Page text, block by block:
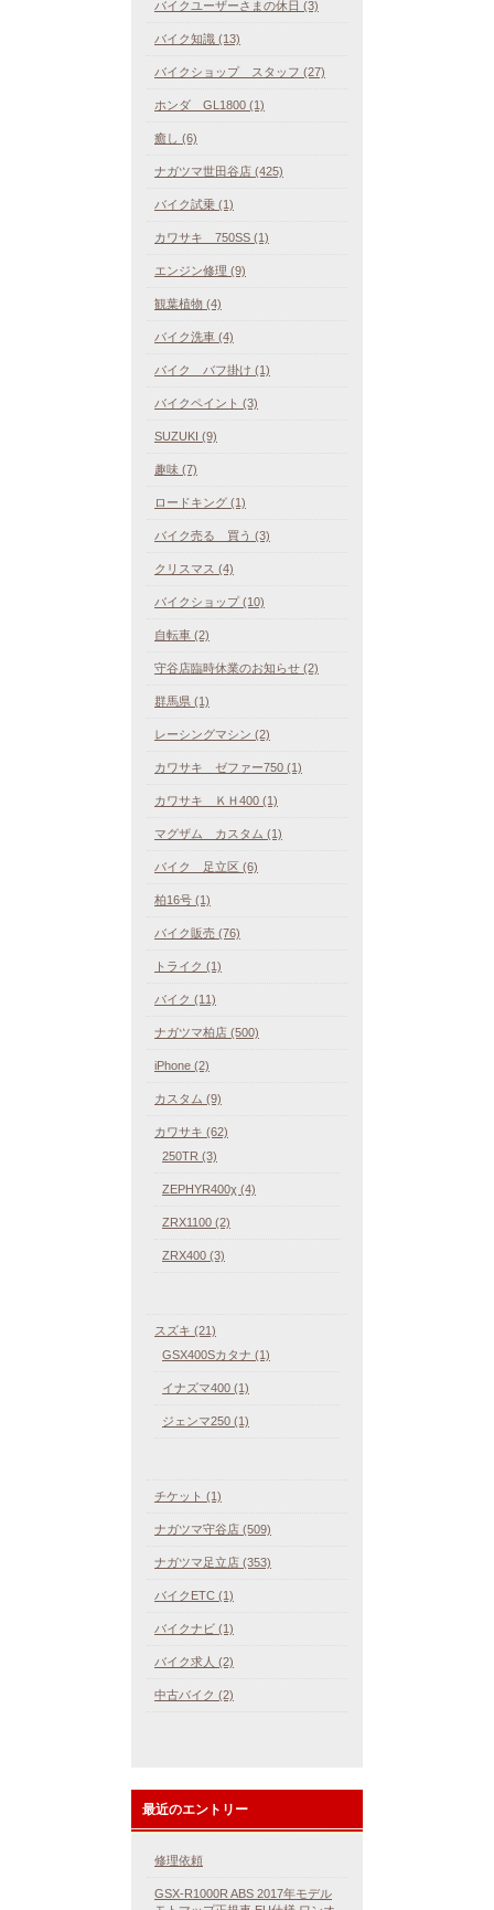
バイクユーザーさまの休日 (3)
バイク知識 (13)
バイクショップ スタッフ (27)
ホンダ GL1800 (1)
癒し (6)
ナガツマ世田谷店 (425)
バイク試乗 (1)
カワサキ 750SS (1)
エンジン修理 (9)
観葉植物 (4)
バイク洗車 (4)
バイク バフ掛け (1)
バイクペイント (3)
SUZUKI (9)
趣味 (7)
ロードキング (1)
バイク売る 買う (3)
クリスマス (4)
バイクショップ (10)
自転車 (2)
守谷店臨時休業のお知らせ (2)
群馬県 (1)
レーシングマシン (2)
カワサキ ゼファー750 (1)
カワサキ ＫＨ400 (1)
マグザム カスタム (1)
バイク 足立区 (6)
柏16号 (1)
バイク販売 (76)
トライク (1)
バイク (11)
ナガツマ柏店 (500)
iPhone (2)
カスタム (9)
カワサキ (62)
250TR (3)
ZEPHYR400χ (4)
ZRX1100 (2)
ZRX400 (3)
スズキ (21)
GSX400Sカタナ (1)
イナズマ400 (1)
ジェンマ250 (1)
チケット (1)
ナガツマ守谷店 (509)
ナガツマ足立店 (353)
バイクETC (1)
バイクナビ (1)
バイク求人 (2)
中古バイク (2)
最近のエントリー
修理依頼
GSX-R1000R ABS 2017年モデル